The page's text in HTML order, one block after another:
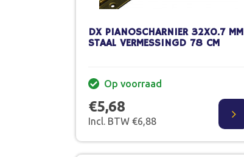
DX PIANOSCHARNIER 32X0.7 MM
STAAL VERMESSINGD 78 CM
Op voorraad
€5,68
Incl. BTW €6,88